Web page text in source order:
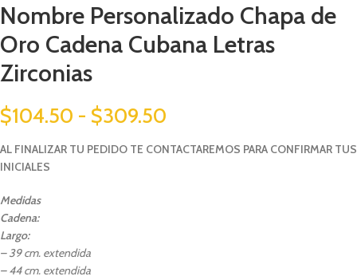
Nombre Personalizado Chapa de
Oro Cadena Cubana Letras
Zirconias
$104.50 - $309.50
AL FINALIZAR TU PEDIDO TE CONTACTAREMOS PARA CONFIRMAR TUS
INICIALES
Medidas
Cadena:
Largo:
– 39 cm. extendida
– 44 cm. extendida